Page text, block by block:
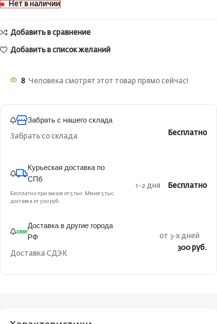
Нет в наличии
Добавить в сравнение
Добавить в список желаний
8 Человека смотрят этот товар прямо сейчас!
Забрать с нашего склада
Забрать со склада Бесплатно
Курьеская доставка по
СПб
Бесплатно при заказе от 5 тыс. Менее 5 тыс.
доставка от 300 руб.
1-2 дня Бесплатно
Доставка в другие города
РФ
Доставка СДЭК
от 3-х дней
300 руб.